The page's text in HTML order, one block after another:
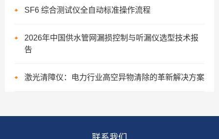
SF6 综合测试仪全自动标准操作流程
2026年中国供水管网漏损控制与听漏仪选型技术报
告
激光清障仪：电力行业高空异物清除的革新解决方案